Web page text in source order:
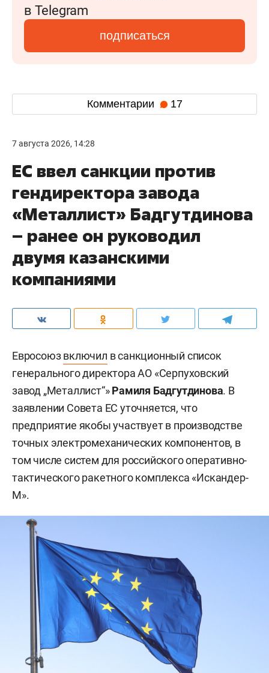
в Telegram
подписаться
Комментарии 17
7 августа 2026, 14:28
ЕС ввел санкции против
гендиректора завода
«Металлист» Бадгутдинова
– ранее он руководил
двумя казанскими
компаниями
Евросоюзвключил в санкционный список
генерального директора АО «Серпуховский
завод „Металлист“»Рамиля Бадгутдинова. В
заявлении Совета ЕС уточняется, что
предприятие якобы участвует в производстве
точных электромеханических компонентов, в
том числе систем для российского оперативно-
тактического ракетного комплекса «Искандер-
М».